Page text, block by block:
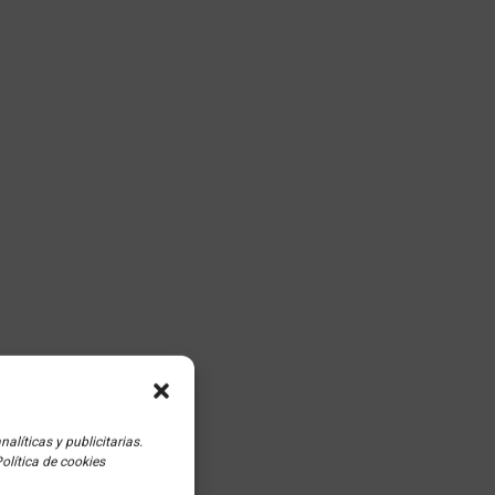
y publicitarias.
de cookies